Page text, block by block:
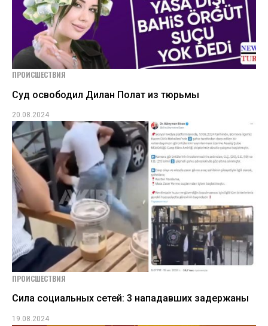
ПРОИСШЕСТВИЯ
Суд освободил Дилан Полат из тюрьмы
20.08.2024
ПРОИСШЕСТВИЯ
Сила социальных сетей: 3 нападавших задержаны
19.08.2024